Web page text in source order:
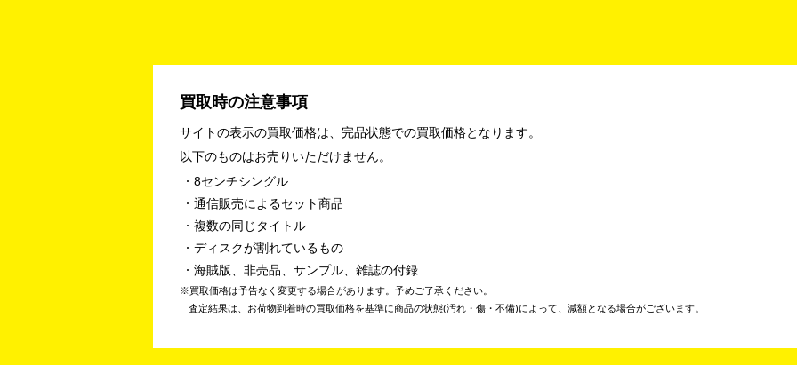
買取時の注意事項
サイトの表示の買取価格は、完品状態での買取価格となります。
以下のものはお売りいただけません。
8センチシングル
通信販売によるセット商品
複数の同じタイトル
ディスクが割れているもの
海賊版、非売品、サンプル、雑誌の付録
買取価格は予告なく変更する場合があります。予めご了承ください。
査定結果は、お荷物到着時の買取価格を基準に商品の状態(汚れ・傷・不備)によって、減額となる場合がございます。